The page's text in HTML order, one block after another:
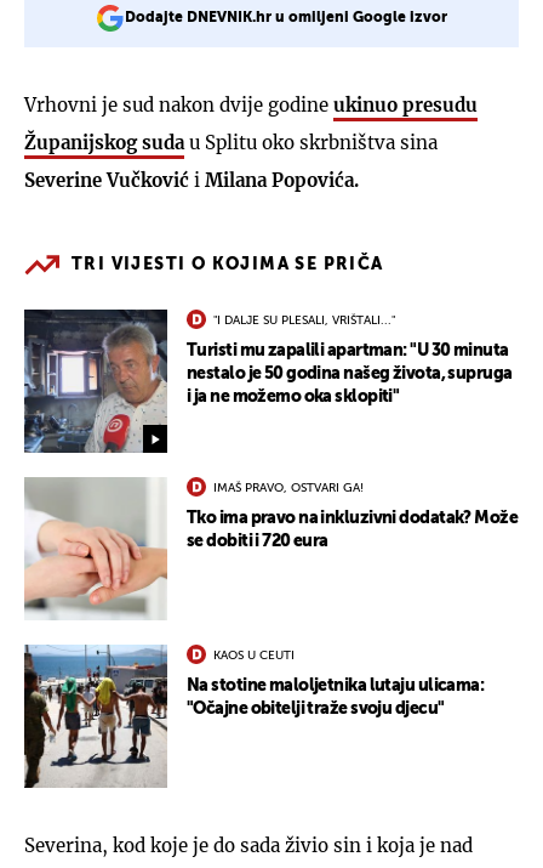
Dodajte DNEVNIK.hr u omiljeni Google izvor
Vrhovni je sud nakon dvije godine ukinuo presudu
Županijskog suda u Splitu oko skrbništva sina
Severine Vučković i Milana Popovića.
TRI VIJESTI O KOJIMA SE PRIČA
"I DALJE SU PLESALI, VRIŠTALI..."
Turisti mu zapalili apartman: "U 30 minuta
nestalo je 50 godina našeg života, supruga
i ja ne možemo oka sklopiti"
IMAŠ PRAVO, OSTVARI GA!
Tko ima pravo na inkluzivni dodatak? Može
se dobiti i 720 eura
KAOS U CEUTI
Na stotine maloljetnika lutaju ulicama:
"Očajne obitelji traže svoju djecu"
Severina, kod koje je do sada živio sin i koja je nad